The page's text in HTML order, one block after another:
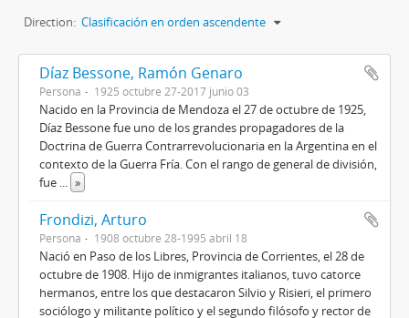
Direction: Clasificación en orden ascendente
Díaz Bessone, Ramón Genaro
Persona 1925 octubre 27-2017 junio 03
Nacido en la Provincia de Mendoza el 27 de octubre de 1925,
Díaz Bessone fue uno de los grandes propagadores de la
Doctrina de Guerra Contrarrevolucionaria en la Argentina en el
contexto de la Guerra Fría. Con el rango de general de división,
fue ... »
Frondizi, Arturo
Persona 1908 octubre 28-1995 abril 18
Nació en Paso de los Libres, Provincia de Corrientes, el 28 de
octubre de 1908. Hijo de inmigrantes italianos, tuvo catorce
hermanos, entre los que destacaron Silvio y Risieri, el primero
sociólogo y militante político y el segundo filósofo y rector de